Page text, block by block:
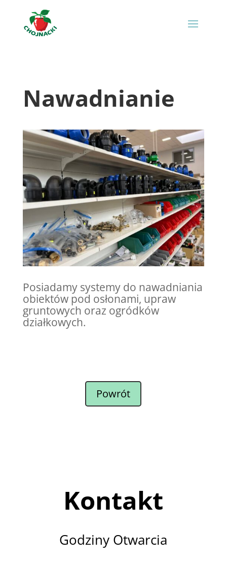
Nawadnianie
Posiadamy systemy do nawadniania
obiektów pod osłonami, upraw
gruntowych oraz ogródków
działkowych.
Powrót
Kontakt
Godziny Otwarcia